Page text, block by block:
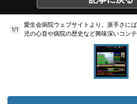
1/1
愛生会病院ウェブサイトより。派手さに
児の心音や病院の歴史など興味深いコン